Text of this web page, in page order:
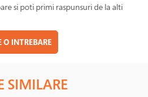
si poti primi raspunsuri de la alti
O INTREBARE
SIMILARE